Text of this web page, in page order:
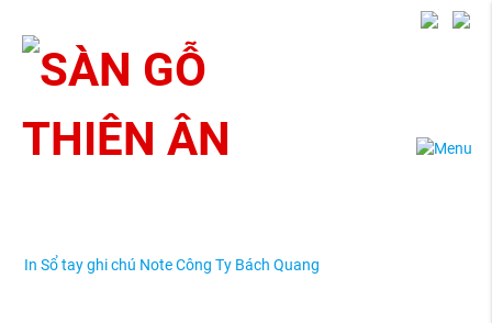
hcm
In Sổ tay ghi chú Note Công Ty Bách Quang